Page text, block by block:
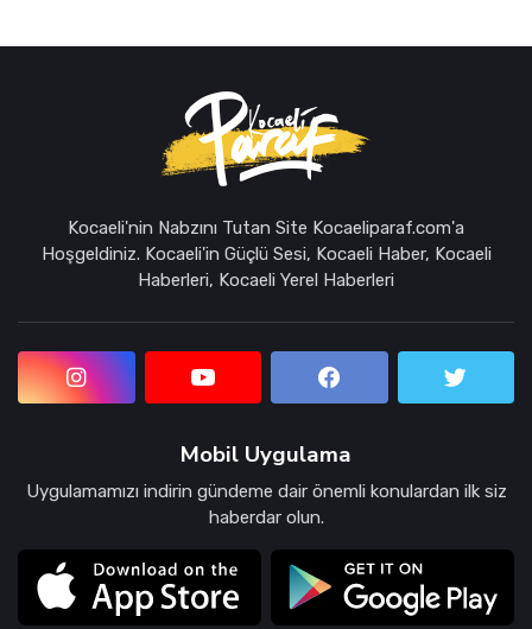
Kocaeli'nin Nabzını Tutan Site Kocaeliparaf.com'a
Hoşgeldiniz. Kocaeli'in Güçlü Sesi, Kocaeli Haber, Kocaeli
Haberleri, Kocaeli Yerel Haberleri
Mobil Uygulama
Uygulamamızı indirin gündeme dair önemli konulardan ilk siz
haberdar olun.